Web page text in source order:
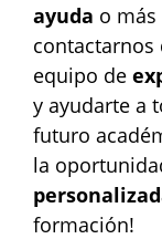
ayuda o
contactarnos
equipo de
y ayudarte a
futuro
la
formación!